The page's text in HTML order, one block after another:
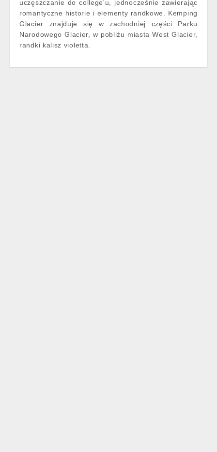
uczęszczanie do college'u, jednocześnie zawierając
romantyczne historie i elementy randkowe. Kemping
Glacier znajduje się w zachodniej części Parku
Narodowego Glacier, w pobliżu miasta West Glacier,
randki kalisz violetta.